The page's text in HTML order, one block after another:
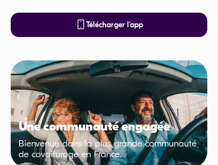
Télécharger l'app
Une communauté engagée
Bienvenue dans la plus grande communauté
de covoiturage en France.